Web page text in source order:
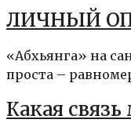
ЛИЧНЫЙ
«Абхьянга» на
проста –
Какая